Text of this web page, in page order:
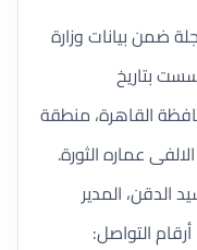
ضمن بيانات وزارة
رقم الترخيص 110، تأسست بتاريخ
سنة الإنشاء 1974، محافظة القاهرة، منطقة
العنوان المسجل: 14 ش الالفى عماره الثورة.
الدقن، المدير
التواصل: